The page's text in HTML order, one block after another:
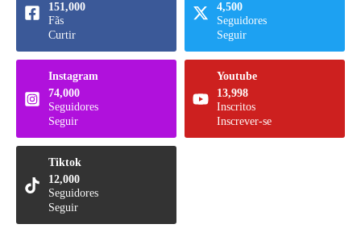
151,000
Fãs
Curtir
4,500
Seguidores
Seguir
Instagram
74,000
Seguidores
Seguir
Youtube
13,998
Inscritos
Inscrever-se
Tiktok
12,000
Seguidores
Seguir